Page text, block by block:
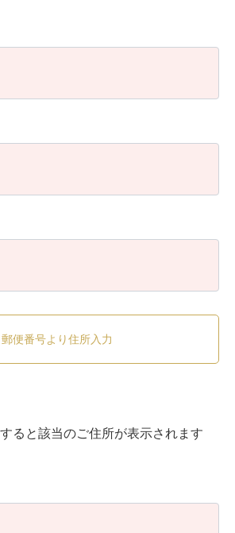
郵便番号より住所入力
ると該当のご住所が表示されます